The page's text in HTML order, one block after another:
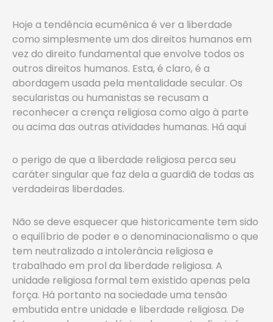
Hoje a tendência ecumênica é ver a liberdade
como simplesmente um dos direitos humanos em
vez do direito fundamental que envolve todos os
outros direitos humanos. Esta, é claro, é a
abordagem usada pela mentalidade secular. Os
secularistas ou humanistas se recusam a
reconhecer a crença religiosa como algo à parte
ou acima das outras atividades humanas. Há aqui
o perigo de que a liberdade religiosa perca seu
caráter singular que faz dela a guardiã de todas as
verdadeiras liberdades.
Não se deve esquecer que historicamente tem sido
o equilíbrio de poder e o denominacionalismo o que
tem neutralizado a intolerância religiosa e
trabalhado em prol da liberdade religiosa. A
unidade religiosa formal tem existido apenas pela
força. Há portanto na sociedade uma tensão
embutida entre unidade e liberdade religiosa. De